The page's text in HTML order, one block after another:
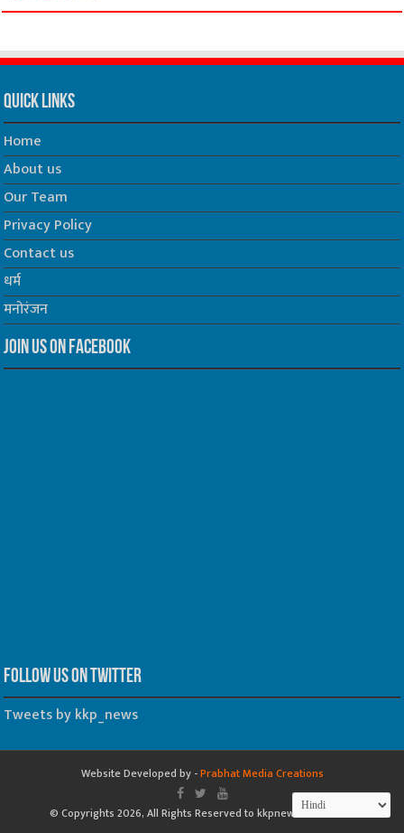
Quick Links
Home
About us
Our Team
Privacy Policy
Contact us
धर्म
मनोरंजन
Join us on Facebook
Follow us on Twitter
Tweets by kkp_news
Website Developed by -Prabhat Media Creations
© Copyrights 2026, All Rights Reserved to kkpnewsonline.com